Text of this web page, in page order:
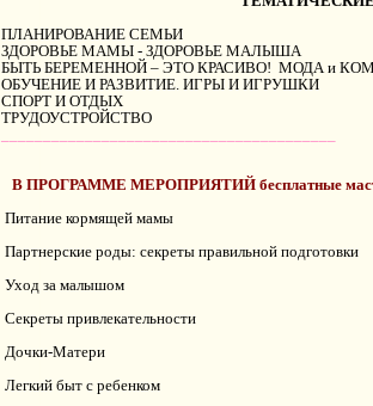
ПЛАНИРОВАНИЕ СЕМЬИ
ЗДОРОВЬЕ МАМЫ - ЗДОРОВЬЕ МАЛЫША
БЫТЬ БЕРЕМЕННОЙ – ЭТО КРАСИВО! МОДА и
ОБУЧЕНИЕ И РАЗВИТИЕ. ИГРЫ И ИГРУШКИ
СПОРТ И ОТДЫХ
ТРУДОУСТРОЙСТВО
В ПРОГРАММЕ МЕРОПРИЯТИЙ бесплатные
Питание кормящей мамы
Партнерские роды: секреты правильной подготовки
Уход за малышом
Секреты привлекательности
Дочки-Матери
Легкий быт с ребенком